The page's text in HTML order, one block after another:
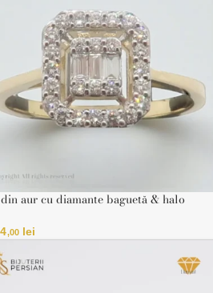
aur cu diamante baguetă & halo
,00lei